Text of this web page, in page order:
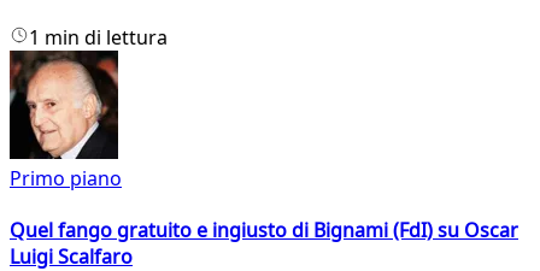
1 min di lettura
Primo piano
Quel fango gratuito e ingiusto di Bignami (FdI) su Oscar
Luigi Scalfaro